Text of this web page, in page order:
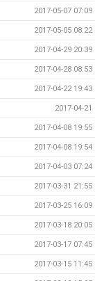
2017-05-07 07:09
2017-05-05 08:22
2017-04-29 20:39
2017-04-28 08:53
2017-04-22 19:43
2017-04-21
2017-04-08 19:55
2017-04-08 19:54
2017-04-03 07:24
2017-03-31 21:55
2017-03-25 16:09
2017-03-18 20:05
2017-03-17 07:45
2017-03-15 11:45